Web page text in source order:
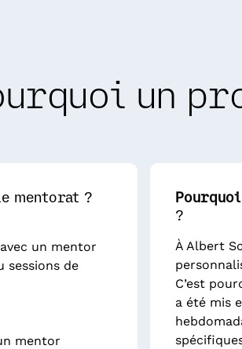
un
mentorat ?
un mentor
sessions de
mentor
Pourquoi
?
À Albert
C’est
a été mis